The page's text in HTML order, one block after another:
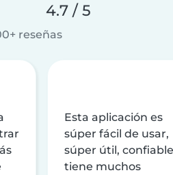
4.7 / 5
reseñas
Esta aplicación es
súper fácil de usar,
súper útil,
tiene muchos